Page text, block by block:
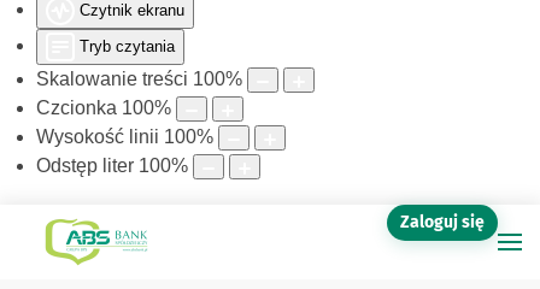
Czytnik ekranu
Tryb czytania
Skalowanie treści 100%
Czcionka 100%
Wysokość linii 100%
Odstęp liter 100%
Zaloguj się